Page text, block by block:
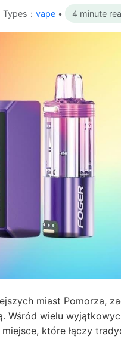
： vape • 4 minute
miast Pomorza,
Wśród wielu
które łączy